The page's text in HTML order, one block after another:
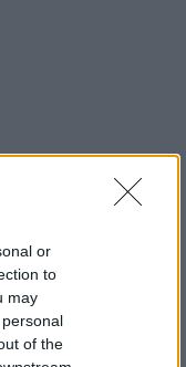
or
to
may
of the